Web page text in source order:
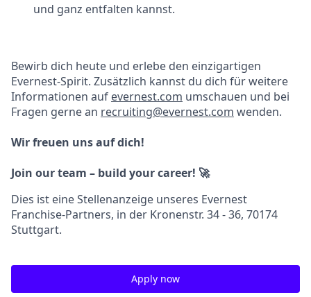
und ganz entfalten kannst.
Bewirb dich heute und erlebe den einzigartigen
Evernest-Spirit. Zusätzlich kannst du dich für weitere
Informationen auf evernest.com umschauen und bei
Fragen gerne an recruiting@evernest.com wenden.
Wir freuen uns auf dich!
Join our team – build your career! 🚀
Dies ist eine Stellenanzeige unseres Evernest
Franchise-Partners, in der Kronenstr. 34 - 36, 70174
Stuttgart.
Apply now